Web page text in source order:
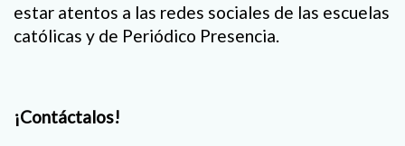
estar atentos a las redes sociales de las escuelas
católicas y de Periódico Presencia.
¡Contáctalos!